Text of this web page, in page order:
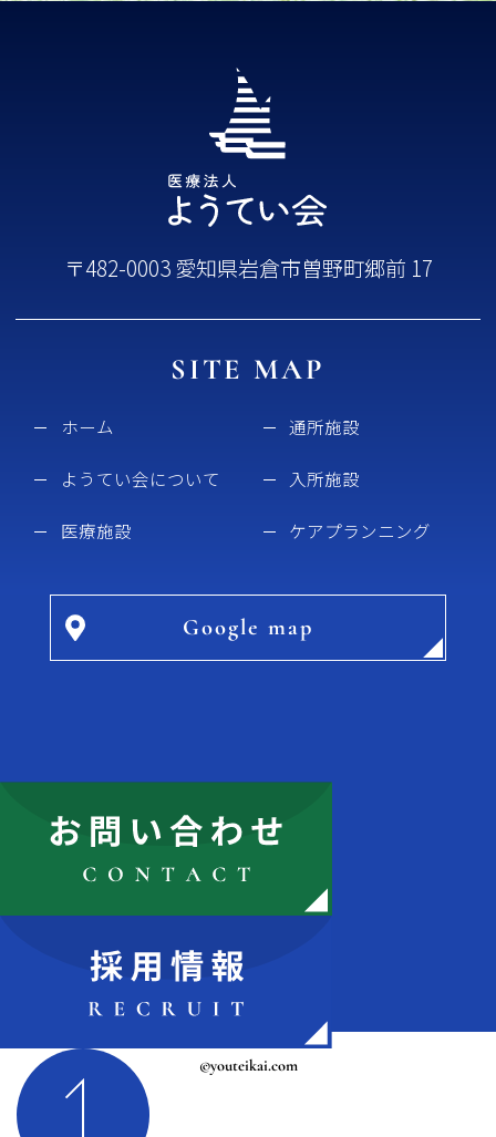
〒482-0003 愛知県岩倉市曽野町郷前 17
SITE MAP
ホーム 通所施設
ようてい会について 入所施設
医療施設 ケアプランニング
Google map
©youteikai.com